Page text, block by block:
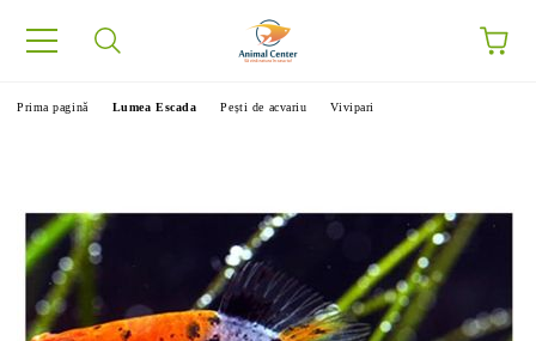
Prima pagină Lumea Escada Pești de acvariu Vivipari